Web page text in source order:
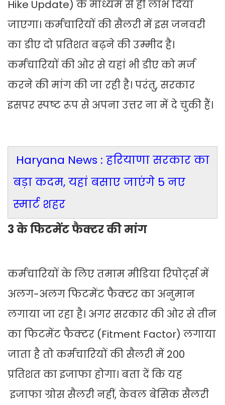
Hike Update) के माध्यम से ही लाभ दिया
जाएगा। कर्मचारियों की सैलरी में इस जनवरी
का डीए दो प्रतिशत बढ़ने की उम्मीद है।
कर्मचारियों की ओर से यहां भी डीए को मर्ज
करने की मांग की जा रही है। परंतु, सरकार
इसपर स्पष्ट रूप से अपना उत्तर ना में दे चुकी हैं।
Haryana News : हरियाणा सरकार का
बड़ा कदम, यहां बसाए जाएंगे 5 नए
स्मार्ट शहर
3 के फिटमेंट फैक्टर की मांग
कर्मचारियों के लिए तमाम मीडिया रिपोर्ट्स में
अलग-अलग फिटमेंट फैक्टर का अनुमान
लगाया जा रहा है। अगर सरकार की ओर से तीन
का फिटमेंट फैक्टर (Fitment Factor) लगाया
जाता है तो कर्मचारियों की सैलरी में 200
प्रतिशत का इजाफा होगा। बता दें कि यह
इजाफा ग्रोस सैलरी नहीं, केवल बेसिक सैलरी